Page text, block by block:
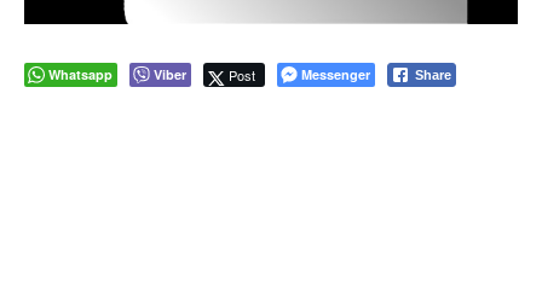
Whatsapp Viber Post Messenger Share